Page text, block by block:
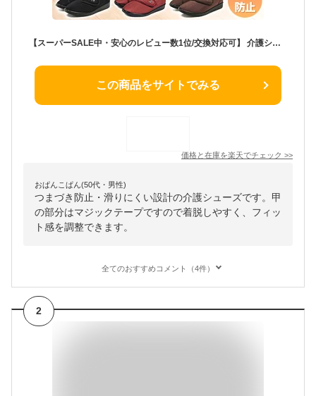
【スーパーSALE中・安心のレビュー数1位/交換対応可】 介護シューズ 高齢者 リハビリシューズ 敬老の日 入院 コンフォートシューズ 4E 軽量 室内 室外 むくみ 外反母趾 ゆったり 甲高 面ファスナー おしゃれ 転倒防止 つまずき防止 防滑 ルームシューズ 履きやすい 靴 24.5
この商品をサイトでみる
価格と在庫を楽天でチェック >>
おぱんこぱん(50代・男性)
つまづき防止・滑りにくい設計の介護シューズです。甲
の部分はマジックテープですので着脱しやすく、フィッ
ト感を調整できます。
全てのおすすめコメント（4件）
2